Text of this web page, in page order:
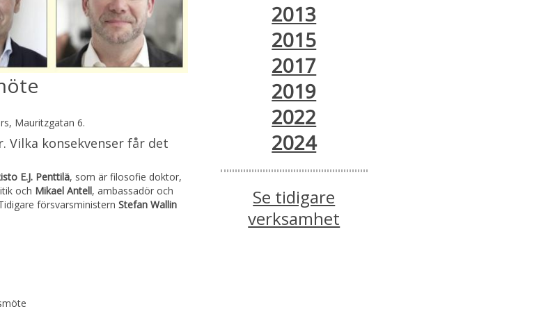
Mauritzgatan 6.
Vilka konsekvenser får det
E.J. Penttilä, som är filosofie doktor,
och Mikael Antell, ambassadör och
försvarsministern Stefan Wallin
2013
2015
2017
2019
2022
2024
Se tidigare
verksamhet